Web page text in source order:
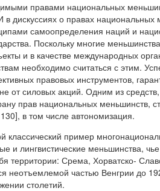
правами национальных
в дискуссиях о правах
самоопределения наций и
Поскольку многие
и в качестве международных
необходимо считаться с этим.
правовых инструментов,
от силовых акций. Одним из
прав национальных меньшинств,
в том числе автономизация.
пример
и лингвистические меньшинства,
территории: Срема, Хорватско-
неотъемлемой частью Венгрии до
столетий.